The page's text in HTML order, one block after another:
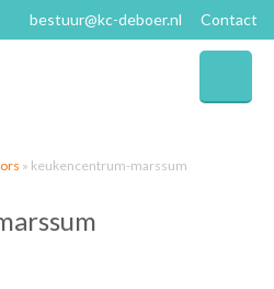
bestuur@kc-deboer.nl Contact
» keukencentrum-marssum